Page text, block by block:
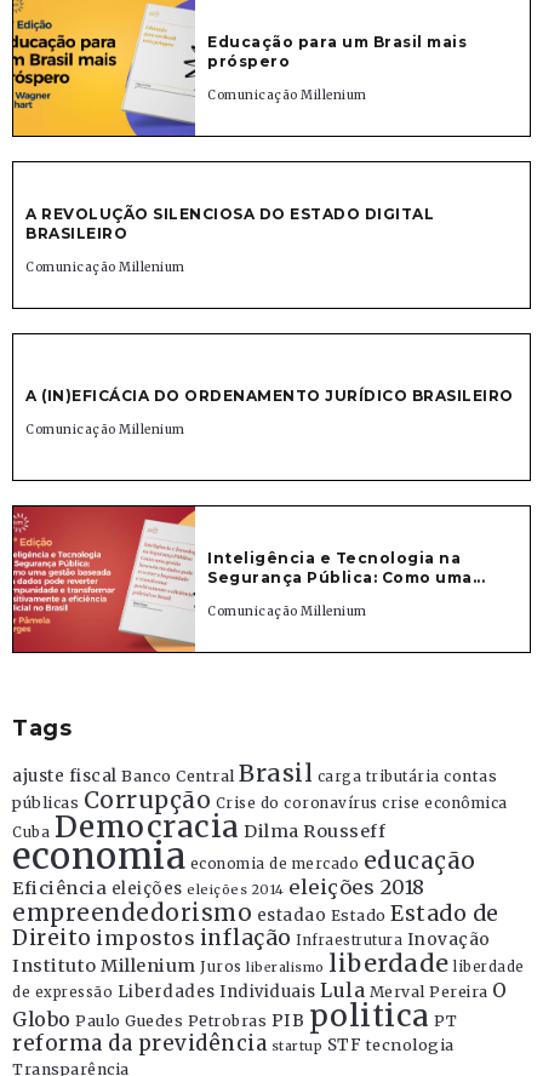
Educação para um Brasil mais
próspero
Comunicação Millenium
A REVOLUÇÃO SILENCIOSA DO ESTADO DIGITAL
BRASILEIRO
Comunicação Millenium
A (IN)EFICÁCIA DO ORDENAMENTO JURÍDICO BRASILEIRO
Comunicação Millenium
Inteligência e Tecnologia na
Segurança Pública: Como uma...
Comunicação Millenium
Tags
ajuste fiscal Banco Central Brasil carga tributária contas
públicas Corrupção Crise do coronavírus crise econômica
Cuba Democracia Dilma Rousseff
economia economia de mercado educação
Eficiência eleições eleições 2014 eleições 2018
empreendedorismo estadao Estado Estado de
Direito impostos inflação Infraestrutura Inovação
Instituto Millenium Juros liberalismo liberdade liberdade
de expressão Liberdades Individuais Lula Merval Pereira O
Globo Paulo Guedes Petrobras PIB politica PT
reforma da previdência startup STF tecnologia
Transparência